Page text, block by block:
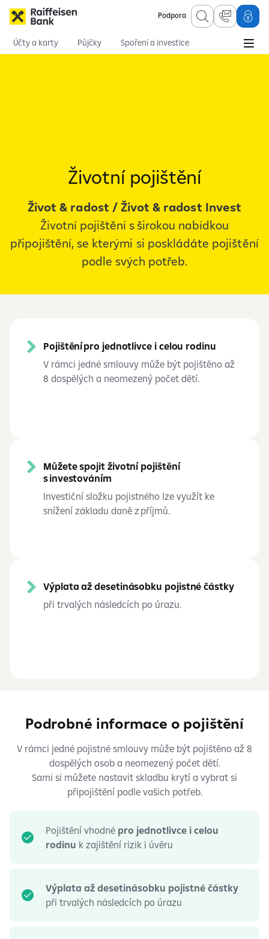
Podpora
Účty a karty Půjčky
Spoření a investice
Životní pojištění
Život & radost / Život & radost Invest
Životní pojištění s širokou nabídkou
připojištění, se kterými si poskládáte pojištění
podle svých potřeb.
Pojištění pro jednotlivce i celou rodinu
V rámci jedné smlouvy může být pojištěno až
8 dospělých a neomezený počet dětí.
Můžete spojit životní pojištění
s investováním
Investiční složku pojistného lze využít ke
snížení základu daně z příjmů.
Výplata až desetinásobku pojistné částky
při trvalých následcích po úrazu.
Podrobné informace o pojištění
V rámci jedné pojistné smlouvy může být pojištěno až 8
dospělých osob a neomezený počet dětí.
Sami si můžete nastavit skladbu krytí a vybrat si
připojištění podle vašich potřeb.
Pojištění vhodné pro jednotlivce i celou
rodinu k zajištění rizik i úvěru
Výplata až desetinásobku pojistné částky
při trvalých následcích po úrazu